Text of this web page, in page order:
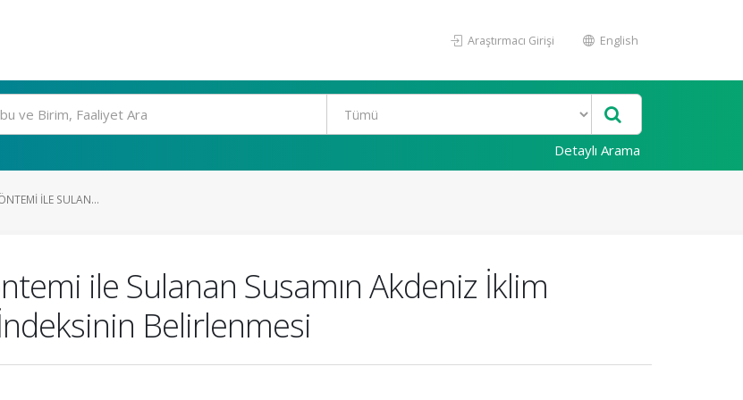
Araştırmacı Girişi English
Detaylı Arama
ILE SULAN...
ile Sulanan Susamın Akdeniz İklim
Belirlenmesi